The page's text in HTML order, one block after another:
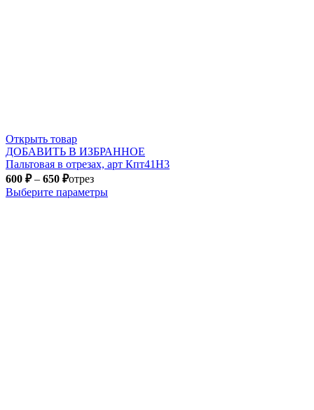
Открыть товар
ДОБАВИТЬ В ИЗБРАННОЕ
Пальтовая в отрезах, арт Кпт41Н3
600 ₽– 650 ₽отрез
Выберите параметры